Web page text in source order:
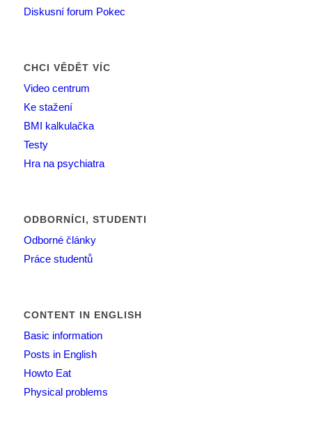
Diskusní forum Pokec
CHCI VĚDĚT VÍC
Video centrum
Ke stažení
BMI kalkulačka
Testy
Hra na psychiatra
ODBORNÍCI, STUDENTI
Odborné články
Práce studentů
CONTENT IN ENGLISH
Basic information
Posts in English
Howto Eat
Physical problems